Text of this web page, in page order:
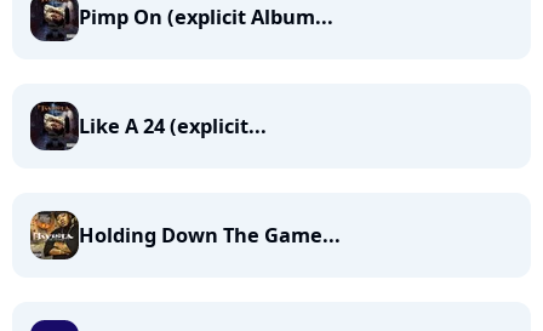
Pimp On (explicit Album...
Like A 24 (explicit...
Holding Down The Game...